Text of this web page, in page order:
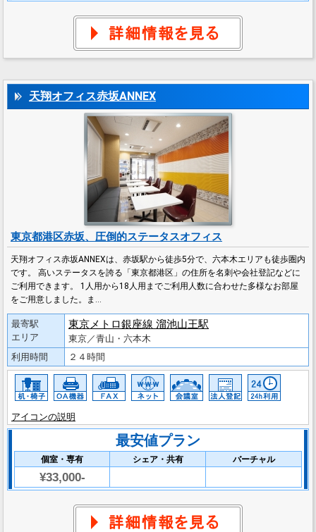
天翔オフィス赤坂ANNEX
東京都港区赤坂、圧倒的ステータスオフィス
天翔オフィス赤坂ANNEXは、赤坂駅から徒歩5分で、六本木エリアも徒歩圏内
です。 高いステータスを誇る「東京都港区」の住所を名刺や会社登記などに
ご利用できます。 1人用から18人用までご利用人数に合わせた多様なお部屋
をご用意しました。ま…
最寄駅
エリア
東京メトロ銀座線 溜池山王駅
東京／青山・六本木
利用時間
２４時間
アイコンの説明
最安値プラン
個室・専有 シェア・共有 バーチャル
¥33,000-